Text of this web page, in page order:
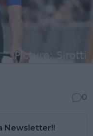
0
Newsletter!!